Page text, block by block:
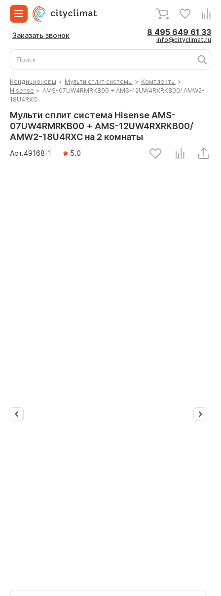
Заказать звонок 8 495 649 61 33
info@cityclimat.ru
Кондиционеры > Мульти сплит системы > Комплекты >
Hisense > AMS-07UW4RMRKB00 + AMS-12UW4RXRKB00/ AMW2-
18U4RXC
Мульти сплит система Hisense AMS-
07UW4RMRKB00 + AMS-12UW4RXRKB00/
AMW2-18U4RXC на 2 комнаты
Арт.49168-1 5.0